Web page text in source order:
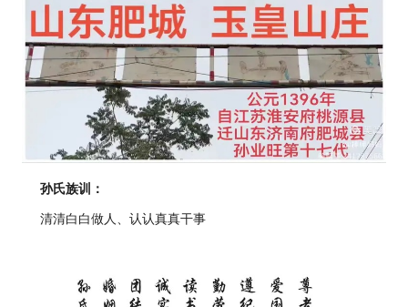
孙氏族训：
清清白白做人、认认真真干事